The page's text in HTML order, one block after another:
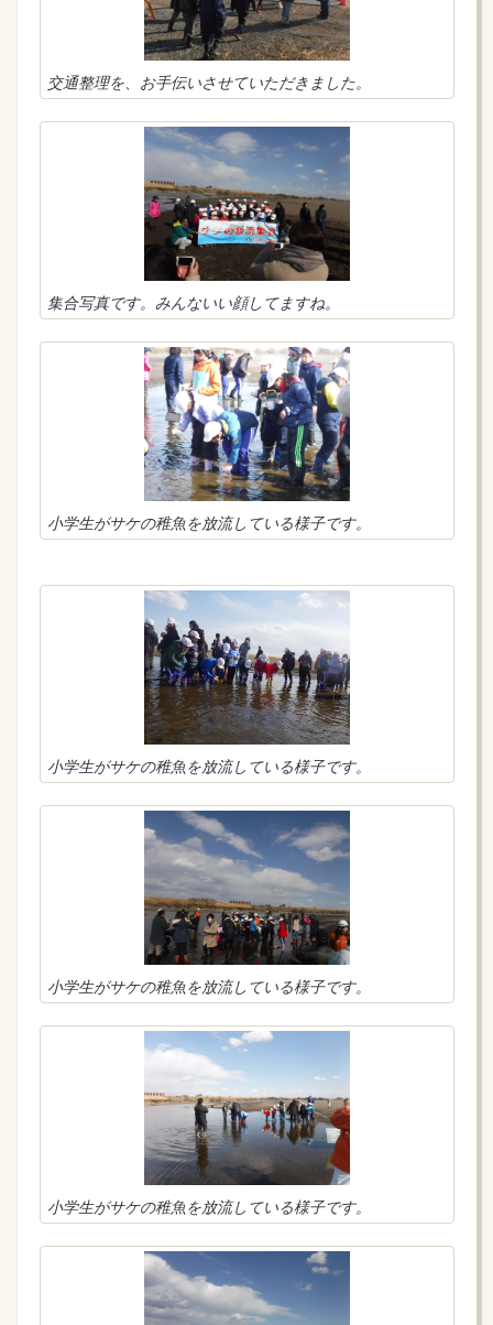
交通整理を、お手伝いさせていただきました。
集合写真です。みんないい顔してますね。
小学生がサケの稚魚を放流している様子です。
小学生がサケの稚魚を放流している様子です。
小学生がサケの稚魚を放流している様子です。
小学生がサケの稚魚を放流している様子です。